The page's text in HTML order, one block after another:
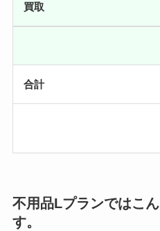
買取
合計
不用品Lプランではこ
す。